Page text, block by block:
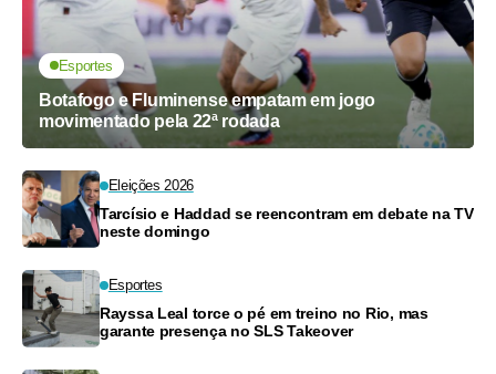
Esportes
Botafogo e Fluminense empatam em jogo
movimentado pela 22ª rodada
Eleições 2026
Tarcísio e Haddad se reencontram em debate na TV
neste domingo
Esportes
Rayssa Leal torce o pé em treino no Rio, mas
garante presença no SLS Takeover